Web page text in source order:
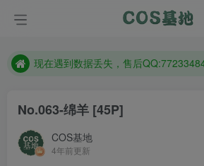
现在遇到数据丢失，售后
防失联：百度搜索《趣画刊》，实时查
No.063-绵羊 [45P]
COS基地
4年前更新